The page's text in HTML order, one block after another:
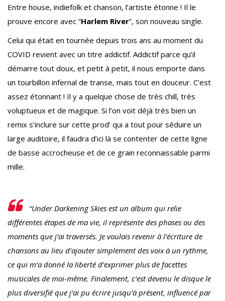
Entre house, indiefolk et chanson, l’artiste étonne ! Il le
prouve encore avec “Harlem River”, son nouveau single.
Celui qui était en tournée depuis trois ans au moment du
COVID revient avec un titre addictif. Addictif parce qu’il
démarre tout doux, et petit à petit, il nous emporte dans
un tourbillon infernal de transe, mais tout en douceur. C’est
assez étonnant ! Il y a quelque chose de très chill, très
voluptueux et de magique. Si l’on voit déjà très bien un
remix s’inclure sur cette prod’ qui a tout pour séduire un
large auditoire, il faudra d’ici là se contenter de cette ligne
de basse accrocheuse et de ce grain reconnaissable parmi
mille.
“Under Darkening Skies est un album qui relie
différentes étapes de ma vie, il représente des phases ou des
moments que j’ai traversés. Je voulais revenir à l’écriture de
chansons au lieu d’ajouter simplement des voix à un rythme,
ce qui m’a donné la liberté d’exprimer plus de facettes
musicales de moi-même. Finalement, c’est devenu le disque le
plus diversifié que j’ai pu écrire jusqu’à présent, influencé par